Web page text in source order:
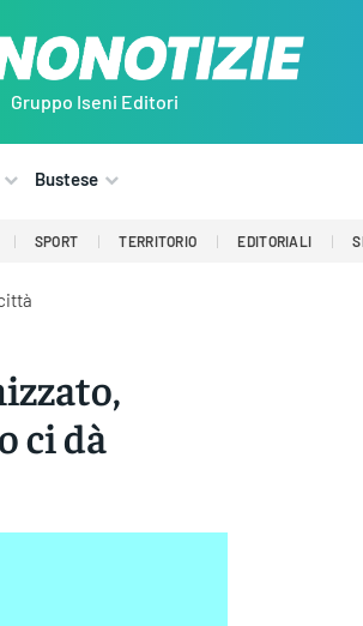
Gruppo Iseni Editori
Bustese
SPORT TERRITORIO EDITORIALI
ci dà